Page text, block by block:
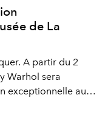
de La
A partir du 2
Warhol sera
exceptionnelle au